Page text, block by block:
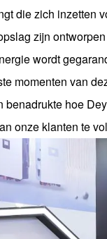
die zich inzetten
zijn
wordt
momenten van
benadrukte hoe
onze klanten te